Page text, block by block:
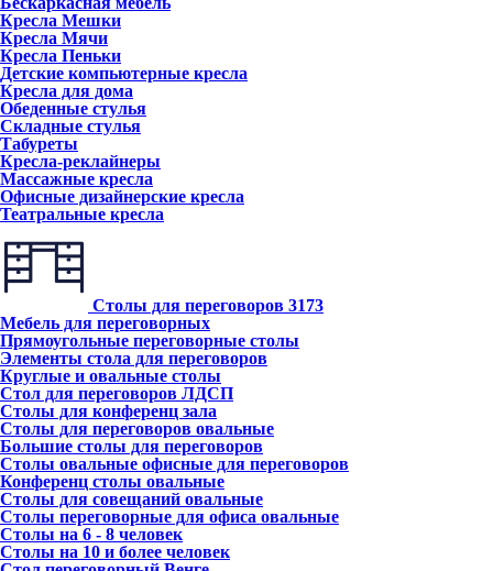
Кресла Мешки
Кресла Мячи
Кресла Пеньки
Детские компьютерные кресла
Кресла для дома
Обеденные стулья
Складные стулья
Табуреты
Кресла-реклайнеры
Массажные кресла
Офисные дизайнерские кресла
Театральные кресла
Столы для переговоров 3173
Мебель для переговорных
Прямоугольные переговорные столы
Элементы стола для переговоров
Круглые и овальные столы
Стол для переговоров ЛДСП
Столы для конференц зала
Столы для переговоров овальные
Большие столы для переговоров
Столы овальные офисные для переговоров
Конференц столы овальные
Столы для совещаний овальные
Столы переговорные для офиса овальные
Столы на 6 - 8 человек
Столы на 10 и более человек